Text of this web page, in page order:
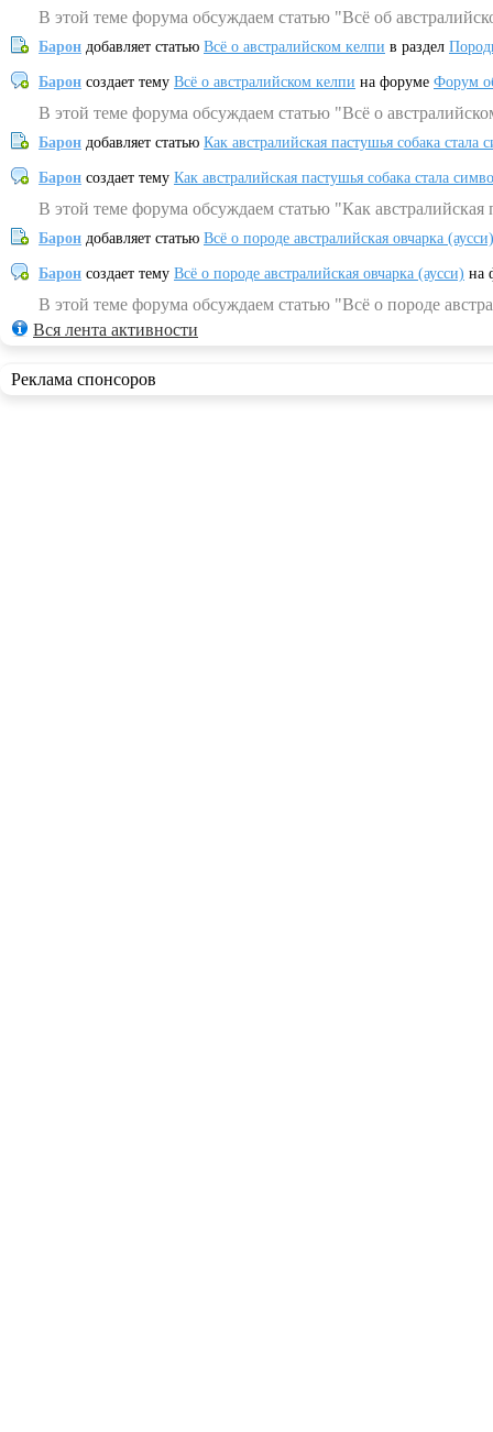
В этой теме форума обсуждаем статью "Всё об
Барон добавляет статью Всё о австралийском келпи в раздел
Барон создает тему Всё о австралийском келпи на форуме Форум
В этой теме форума обсуждаем статью "Всё о
Барон добавляет статью Как австралийская пастушья собака
Барон создает тему Как австралийская пастушья собака стала
В этой теме форума обсуждаем статью "Как
Барон добавляет статью Всё о породе австралийская овчарка (аусси)
Барон создает тему Всё о породе австралийская овчарка (аусси) на
В этой теме форума обсуждаем статью "Всё о породе
Вся лента активности
Реклама спонсоров